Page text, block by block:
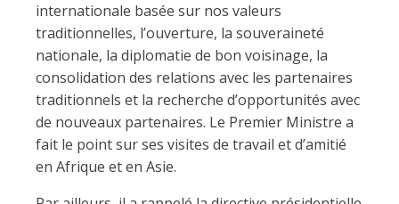
internationale basée sur nos valeurs
traditionnelles, l’ouverture, la souveraineté
nationale, la diplomatie de bon voisinage, la
consolidation des relations avec les partenaires
traditionnels et la recherche d’opportunités avec
de nouveaux partenaires. Le Premier Ministre a
fait le point sur ses visites de travail et d’amitié
en Afrique et en Asie.